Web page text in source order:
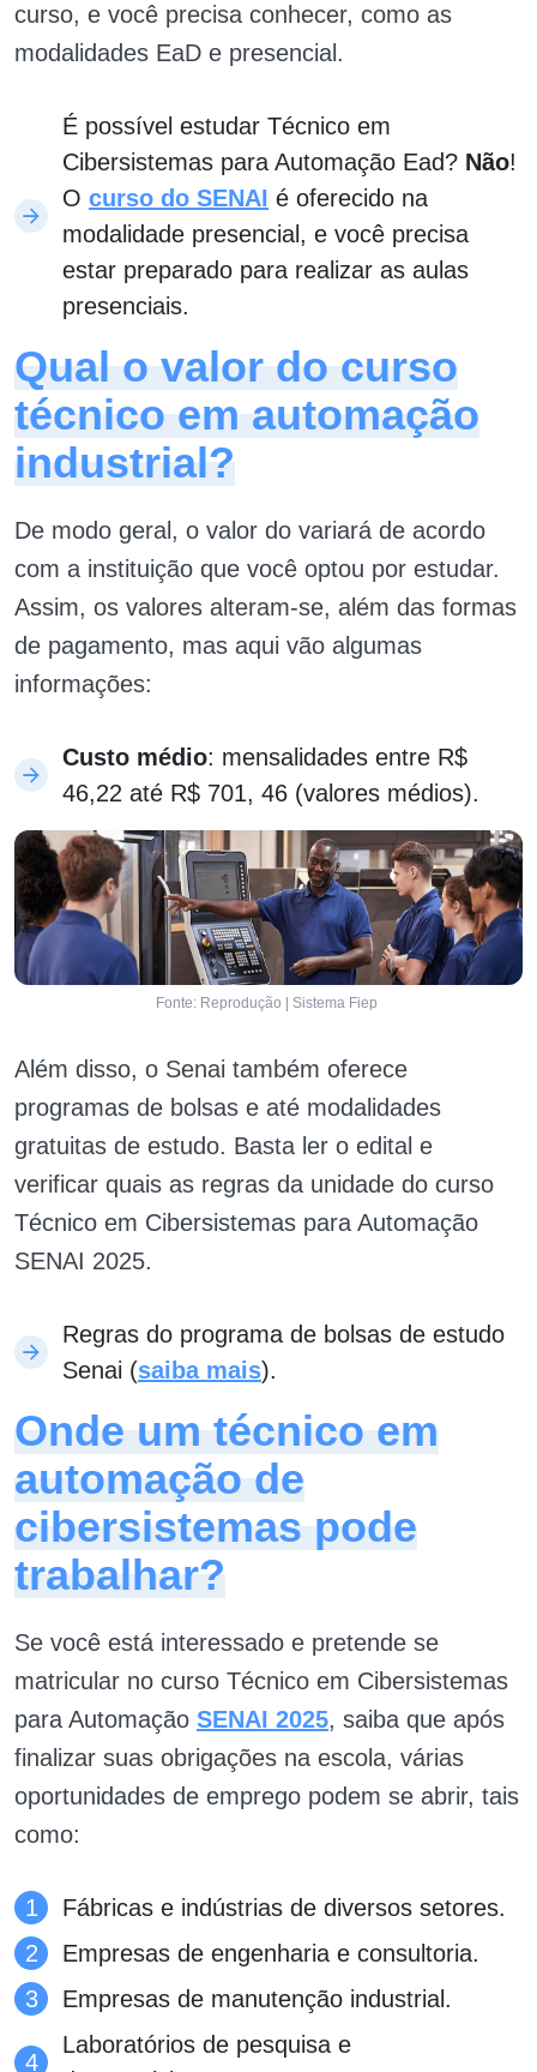
curso, e você precisa conhecer, como as
modalidades EaD e presencial.
É possível estudar Técnico em
Cibersistemas para Automação Ead? Não!
O curso do SENAI é oferecido na
modalidade presencial, e você precisa
estar preparado para realizar as aulas
presenciais.
Qual o valor do curso
técnico em automação
industrial?
De modo geral, o valor do variará de acordo
com a instituição que você optou por estudar.
Assim, os valores alteram-se, além das formas
de pagamento, mas aqui vão algumas
informações:
Custo médio: mensalidades entre R$
46,22 até R$ 701, 46 (valores médios).
Fonte: Reprodução | Sistema Fiep
Além disso, o Senai também oferece
programas de bolsas e até modalidades
gratuitas de estudo. Basta ler o edital e
verificar quais as regras da unidade do curso
Técnico em Cibersistemas para Automação
SENAI 2025.
Regras do programa de bolsas de estudo
Senai (saiba mais).
Onde um técnico em
automação de
cibersistemas pode
trabalhar?
Se você está interessado e pretende se
matricular no curso Técnico em Cibersistemas
para Automação SENAI 2025, saiba que após
finalizar suas obrigações na escola, várias
oportunidades de emprego podem se abrir, tais
como:
Fábricas e indústrias de diversos setores.
Empresas de engenharia e consultoria.
Empresas de manutenção industrial.
Laboratórios de pesquisa e